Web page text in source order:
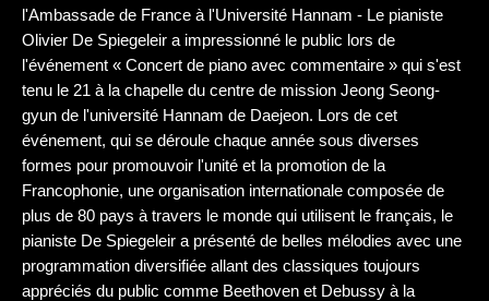
l'Ambassade de France à l'Université Hannam - Le pianiste
Olivier De Spiegeleir a impressionné le public lors de
l'événement « Concert de piano avec commentaire » qui s'est
tenu le 21 à la chapelle du centre de mission Jeong Seong-
gyun de l'université Hannam de Daejeon. Lors de cet
événement, qui se déroule chaque année sous diverses
formes pour promouvoir l'unité et la promotion de la
Francophonie, une organisation internationale composée de
plus de 80 pays à travers le monde qui utilisent le français, le
pianiste De Spiegeleir a présenté de belles mélodies avec une
programmation diversifiée allant des classiques toujours
appréciés du public comme Beethoven et Debussy à la